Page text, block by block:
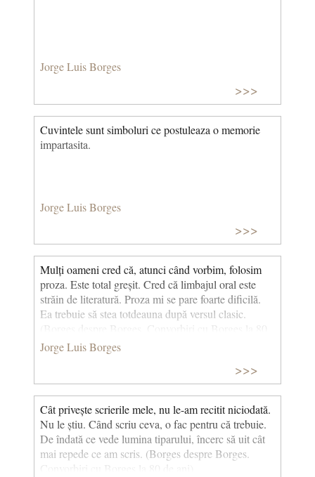
Jorge Luis Borges
>>>
Cuvintele sunt simboluri ce postuleaza o memorie
impartasita.
Jorge Luis Borges
>>>
Mulți oameni cred că, atunci când vorbim, folosim
proza. Este total greșit. Cred că limbajul oral este
străin de literatură. Proza mi se pare foarte dificilă.
Ea trebuie să stea totdeauna după versul clasic.
(Borges despre Borges. Convorbiri cu Borges la 80
de ani) © CCC
Jorge Luis Borges
>>>
Cât privește scrierile mele, nu le-am recitit niciodată.
Nu le știu. Când scriu ceva, o fac pentru că trebuie.
De îndată ce vede lumina tiparului, încerc să uit cât
mai repede ce am scris. (Borges despre Borges.
Convorbiri cu Borges la 80 de ani)